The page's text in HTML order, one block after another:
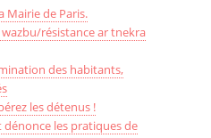
Mairie de Paris.
résistance ar tnekra
des habitants,
les détenus !
les pratiques de